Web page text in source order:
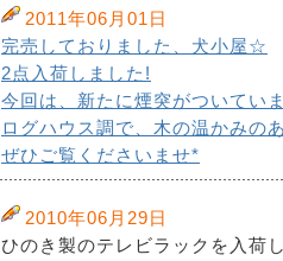
2011年06月01日
完売しておりました、犬小屋☆
2点入荷しました!
今回は、新たに煙突がついてい
ログハウス調で、木の温かみの
ぜひご覧くださいませ*
2010年06月29日
ひのき製のテレビラックを入荷